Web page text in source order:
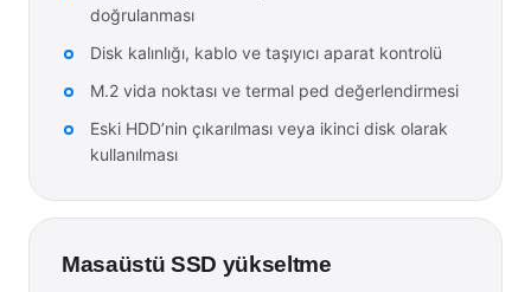
doğrulanması
Disk kalınlığı, kablo ve taşıyıcı aparat kontrolü
M.2 vida noktası ve termal ped değerlendirmesi
Eski HDD’nin çıkarılması veya ikinci disk olarak
kullanılması
Masaüstü SSD yükseltme